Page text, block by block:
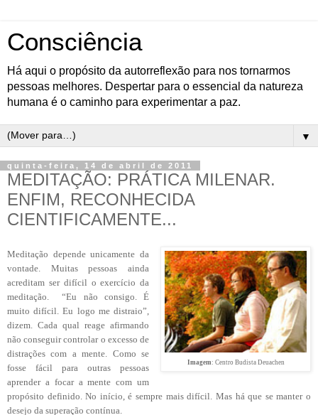
Consciência
Há aqui o propósito da autorreflexão para nos tornarmos
pessoas melhores. Despertar para o essencial da natureza
humana é o caminho para experimentar a paz.
▼
quinta-feira, 14 de abril de 2011
MEDITAÇÃO: PRÁTICA MILENAR.
ENFIM, RECONHECIDA
CIENTIFICAMENTE...
Imagem: Centro Budista Deuachen
Meditação depende unicamente da
vontade. Muitas pessoas ainda
acreditam ser difícil o exercício da
meditação. “Eu não consigo. É
muito difícil. Eu logo me distraio”,
dizem. Cada qual reage afirmando
não conseguir controlar o excesso de
distrações com a mente. Como se
fosse fácil para outras pessoas
aprender a focar a mente com um
propósito definido. No início, é sempre mais difícil. Mas há que se manter o
desejo da superação contínua.